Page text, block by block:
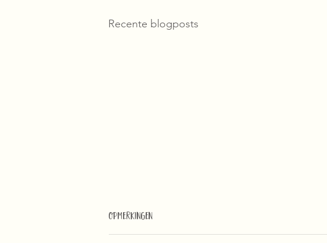
Recente blogposts
Opmerkingen